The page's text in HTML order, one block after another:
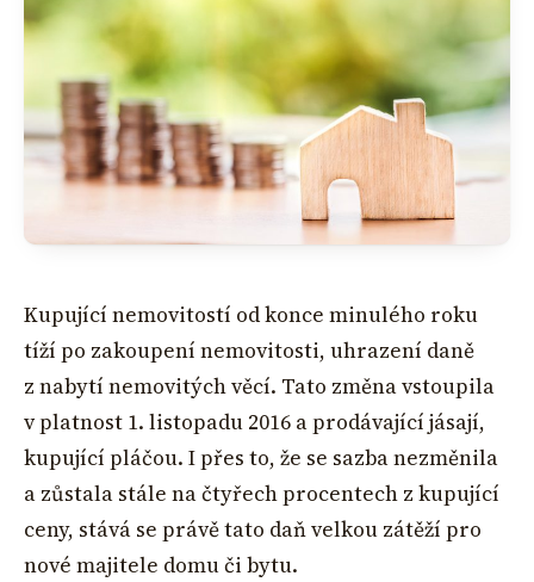
Kupující nemovitostí od konce minulého roku
tíží po zakoupení nemovitosti, uhrazení daně
z nabytí nemovitých věcí. Tato změna vstoupila
v platnost 1. listopadu 2016 a prodávající jásají,
kupující pláčou. I přes to, že se sazba nezměnila
a zůstala stále na čtyřech procentech z kupující
ceny, stává se právě tato daň velkou zátěží pro
nové majitele domu či bytu.